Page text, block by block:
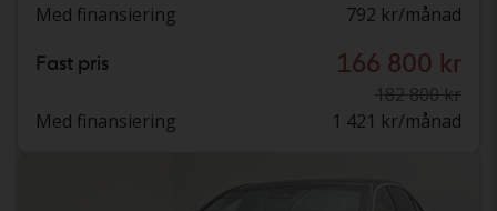
Med finansiering 792 kr/månad
Fast pris 166 800 kr
182 800 kr
Med finansiering
1 421 kr/månad